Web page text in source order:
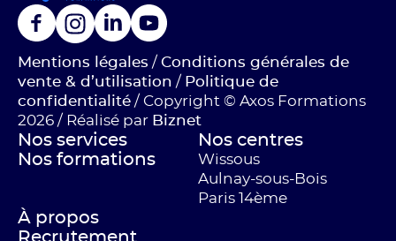
Mentions légales / Conditions générales de
vente & d’utilisation / Politique de
confidentialité / Copyright © Axos Formations
2026 / Réalisé par Biznet
Nos services
Nos formations
Nos centres
Wissous
Aulnay-sous-Bois
Paris 14ème
À propos